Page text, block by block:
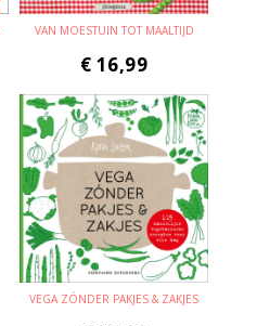
VAN MOESTUIN TOT MAALTIJD
€ 16,99
VEGA ZÓNDER PAKJES & ZAKJES